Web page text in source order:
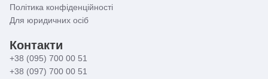
Політика конфіденційності
Для юридичних осіб
Контакти
+38 (095) 700 00 51
+38 (097) 700 00 51